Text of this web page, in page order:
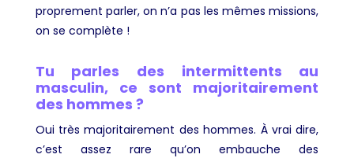
proprement parler, on n’a pas les mêmes missions,
on se complète !
Tu parles des intermittents au
masculin, ce sont majoritairement
des hommes ?
Oui très majoritairement des hommes. À vrai dire,
c’est assez rare qu’on embauche des